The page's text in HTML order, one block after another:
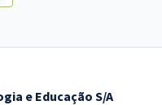
e Educação S/A